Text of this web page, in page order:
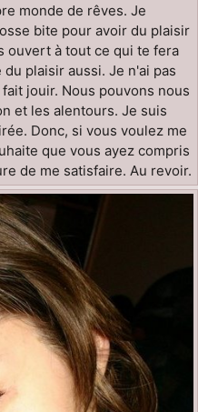
monde de rêves. Je
bite pour avoir du plaisir
ouvert à tout ce qui te fera
plaisir aussi. Je n'ai pas
jouir. Nous pouvons nous
et les alentours. Je suis
Donc, si vous voulez me
que vous ayez compris
de me satisfaire. Au revoir.